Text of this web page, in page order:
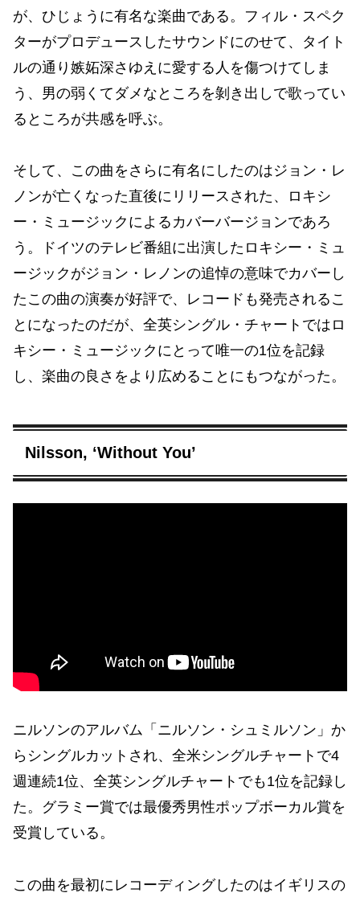
が、ひじょうに有名な楽曲である。フィル・スペク
ターがプロデュースしたサウンドにのせて、タイト
ルの通り嫉妬深さゆえに愛する人を傷つけてしま
う、男の弱くてダメなところを剝き出しで歌ってい
るところが共感を呼ぶ。
そして、この曲をさらに有名にしたのはジョン・レ
ノンが亡くなった直後にリリースされた、ロキシ
ー・ミュージックによるカバーバージョンであろ
う。ドイツのテレビ番組に出演したロキシー・ミュ
ージックがジョン・レノンの追悼の意味でカバーし
たこの曲の演奏が好評で、レコードも発売されるこ
とになったのだが、全英シングル・チャートではロ
キシー・ミュージックにとって唯一の1位を記録
し、楽曲の良さをより広めることにもつながった。
Nilsson, ‘Without You’
ニルソンのアルバム「ニルソン・シュミルソン」か
らシングルカットされ、全米シングルチャートで4
週連続1位、全英シングルチャートでも1位を記録し
た。グラミー賞では最優秀男性ポップボーカル賞を
受賞している。
この曲を最初にレコーディングしたのはイギリスの